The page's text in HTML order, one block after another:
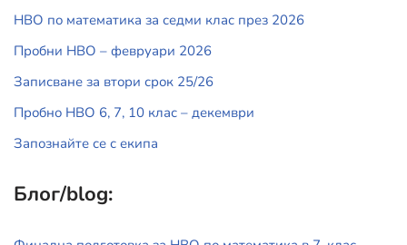
НВО по математика за седми клас през 2026
Пробни НВО – февруари 2026
Записване за втори срок 25/26
Пробно НВО 6, 7, 10 клас – декември
Запознайте се с екипа
Блог/blog: